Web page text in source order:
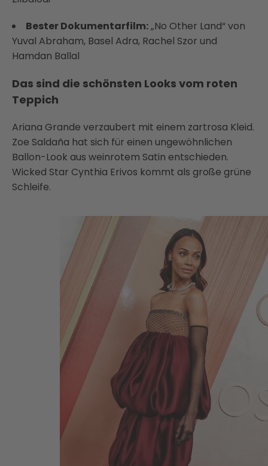
Bester Dokumentarfilm:„No Other Land“ von
Yuval Abraham, Basel Adra, Rachel Szor und
Hamdan Ballal
Das sind die schönsten Looks vom roten
Teppich
Ariana Grande verzaubert mit einem zartrosa Kleid.
Zoe Saldaña hat sich für einen ungewöhnlichen
Ballon-Look aus weinrotem Satin entschieden.
Wicked Star Cynthia Erivos kommt als große grüne
Schleife.